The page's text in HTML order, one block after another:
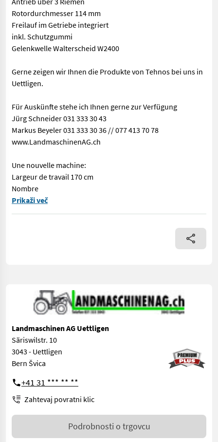
Rotordurchmesser 114 mm
Freilauf im Getriebe integriert
inkl. Schutzgummi
Gelenkwelle Walterscheid W2400
Gerne zeigen wir Ihnen die Produkte von Tehnos bei uns in
Uettligen.
Für Auskünfte stehe ich Ihnen gerne zur Verfügung
Jürg Schneider 031 333 30 43
Markus Beyeler 031 333 30 36 // 077 413 70 78
www.LandmaschinenAG.ch
Une nouvelle machine:
Largeur de travail 170 cm
Nombre
Neumaschine: Arbeitsbreite 170 cm Anzahl Schlegel 16
Prikaži več
Landmaschinen AG Uettligen
Säriswilstr. 10
3043 - Uettligen
Bern Švica
+41 31 *** ** **
Zahtevaj povratni klic
Podrobnosti o trgovcu